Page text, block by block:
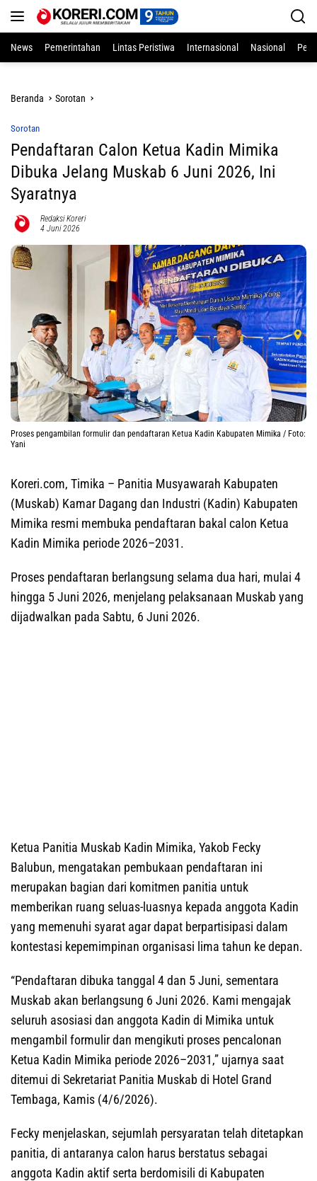
News
Pemerintahan Lintas Peristiwa Internasional Nasional
Beranda Sorotan
Sorotan
Pendaftaran Calon Ketua Kadin Mimika
Dibuka Jelang Muskab 6 Juni 2026, Ini
Syaratnya
Redaksi Koreri
4 Juni 2026
Proses pengambilan formulir dan pendaftaran Ketua Kadin Kabupaten Mimika / Foto:
Yani
Koreri.com, Timika – Panitia Musyawarah Kabupaten
(Muskab) Kamar Dagang dan Industri (Kadin) Kabupaten
Mimika resmi membuka pendaftaran bakal calon Ketua
Kadin Mimika periode 2026–2031.
Proses pendaftaran berlangsung selama dua hari, mulai 4
hingga 5 Juni 2026, menjelang pelaksanaan Muskab yang
dijadwalkan pada Sabtu, 6 Juni 2026.
Ketua Panitia Muskab Kadin Mimika, Yakob Fecky
Balubun, mengatakan pembukaan pendaftaran ini
merupakan bagian dari komitmen panitia untuk
memberikan ruang seluas-luasnya kepada anggota Kadin
yang memenuhi syarat agar dapat berpartisipasi dalam
kontestasi kepemimpinan organisasi lima tahun ke depan.
“Pendaftaran dibuka tanggal 4 dan 5 Juni, sementara
Muskab akan berlangsung 6 Juni 2026. Kami mengajak
seluruh asosiasi dan anggota Kadin di Mimika untuk
mengambil formulir dan mengikuti proses pencalonan
Ketua Kadin Mimika periode 2026–2031,” ujarnya saat
ditemui di Sekretariat Panitia Muskab di Hotel Grand
Tembaga, Kamis (4/6/2026).
Fecky menjelaskan, sejumlah persyaratan telah ditetapkan
panitia, di antaranya calon harus berstatus sebagai
anggota Kadin aktif serta berdomisili di Kabupaten